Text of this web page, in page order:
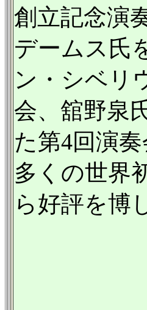
創立記念演
デームス氏
ン・シベリ
会、舘野泉
た第4回演
多くの世界
ら好評を博